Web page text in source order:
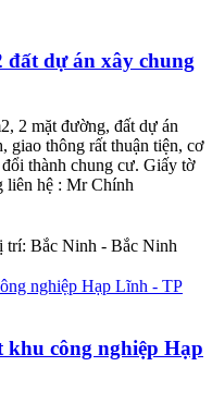
đất dự án xây chung
2 mặt đường, đất dự án
giao thông rất thuận tiện, cơ
thành chung cư. Giấy tờ
liên hệ : Mr Chính
trí: Bắc Ninh - Bắc Ninh
khu công nghiệp Hạp